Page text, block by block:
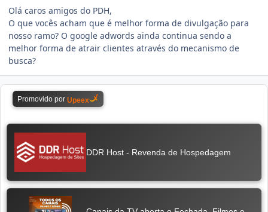
Olá caros amigos do PDH,
O que vocês acham que é melhor forma de divulgação para
nosso ramo? O google adwords ainda continua sendo a
melhor forma de atrair clientes através do mecanismo de
busca?